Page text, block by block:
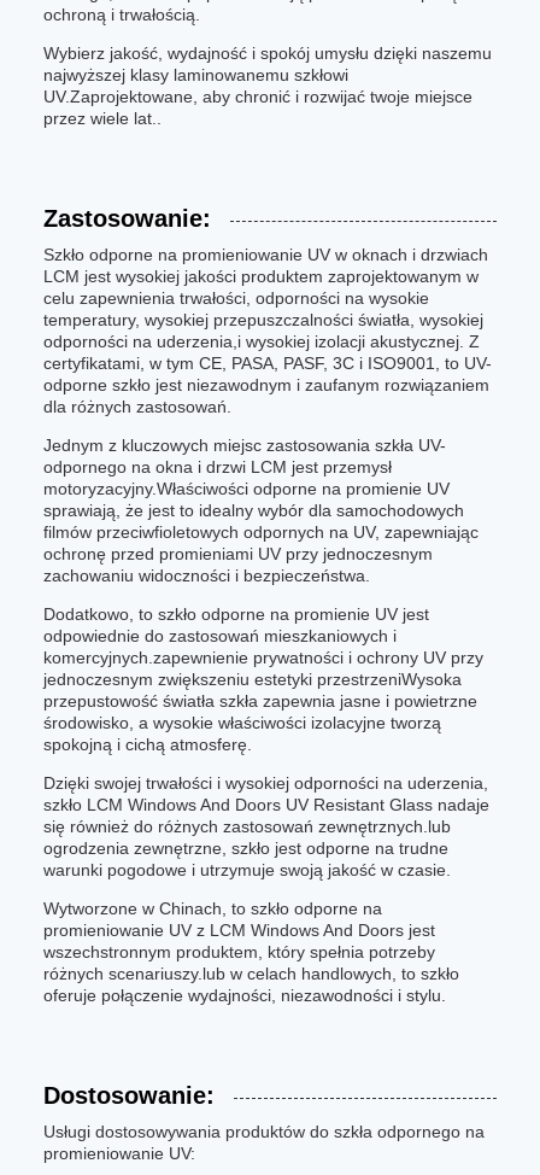
ochroną i trwałością.
Wybierz jakość, wydajność i spokój umysłu dzięki naszemu
najwyższej klasy laminowanemu szkłowi
UV.Zaprojektowane, aby chronić i rozwijać twoje miejsce
przez wiele lat..
Zastosowanie:
Szkło odporne na promieniowanie UV w oknach i drzwiach
LCM jest wysokiej jakości produktem zaprojektowanym w
celu zapewnienia trwałości, odporności na wysokie
temperatury, wysokiej przepuszczalności światła, wysokiej
odporności na uderzenia,i wysokiej izolacji akustycznej. Z
certyfikatami, w tym CE, PASA, PASF, 3C i ISO9001, to UV-
odporne szkło jest niezawodnym i zaufanym rozwiązaniem
dla różnych zastosowań.
Jednym z kluczowych miejsc zastosowania szkła UV-
odpornego na okna i drzwi LCM jest przemysł
motoryzacyjny.Właściwości odporne na promienie UV
sprawiają, że jest to idealny wybór dla samochodowych
filmów przeciwfioletowych odpornych na UV, zapewniając
ochronę przed promieniami UV przy jednoczesnym
zachowaniu widoczności i bezpieczeństwa.
Dodatkowo, to szkło odporne na promienie UV jest
odpowiednie do zastosowań mieszkaniowych i
komercyjnych.zapewnienie prywatności i ochrony UV przy
jednoczesnym zwiększeniu estetyki przestrzeniWysoka
przepustowość światła szkła zapewnia jasne i powietrzne
środowisko, a wysokie właściwości izolacyjne tworzą
spokojną i cichą atmosferę.
Dzięki swojej trwałości i wysokiej odporności na uderzenia,
szkło LCM Windows And Doors UV Resistant Glass nadaje
się również do różnych zastosowań zewnętrznych.lub
ogrodzenia zewnętrzne, szkło jest odporne na trudne
warunki pogodowe i utrzymuje swoją jakość w czasie.
Wytworzone w Chinach, to szkło odporne na
promieniowanie UV z LCM Windows And Doors jest
wszechstronnym produktem, który spełnia potrzeby
różnych scenariuszy.lub w celach handlowych, to szkło
oferuje połączenie wydajności, niezawodności i stylu.
Dostosowanie:
Usługi dostosowywania produktów do szkła odpornego na
promieniowanie UV: